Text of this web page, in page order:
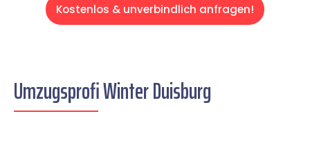
Kostenlos & unverbindlich anfragen!
Umzugsprofi Winter Duisburg